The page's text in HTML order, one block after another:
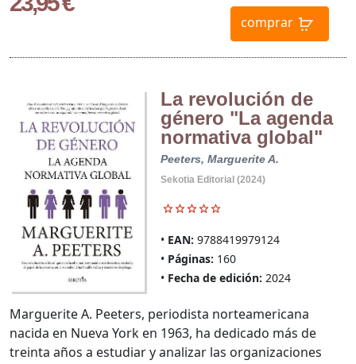
comprar
La revolución de
género "La agenda
normativa global"
Peeters, Marguerite A.
Sekotia Editorial (2024)
EAN: 9788419979124
Páginas: 160
Fecha de edición: 2024
Marguerite A. Peeters, periodista norteamericana
nacida en Nueva York en 1963, ha dedicado más de
treinta años a estudiar y analizar las organizaciones